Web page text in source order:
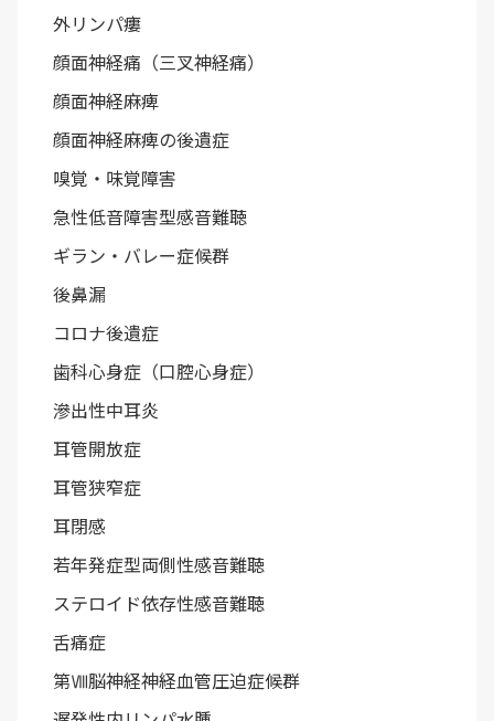
外リンパ瘻
顔面神経痛（三叉神経痛）
顔面神経麻痺
顔面神経麻痺の後遺症
嗅覚・味覚障害
急性低音障害型感音難聴
ギラン・バレー症候群
後鼻漏
コロナ後遺症
歯科心身症（口腔心身症）
滲出性中耳炎
耳管開放症
耳管狭窄症
耳閉感
若年発症型両側性感音難聴
ステロイド依存性感音難聴
舌痛症
第Ⅷ脳神経神経血管圧迫症候群